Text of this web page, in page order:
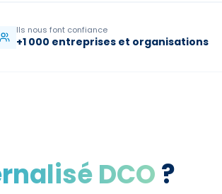
Ils nous font confiance
+1 000 entreprises et organisations
DCO?